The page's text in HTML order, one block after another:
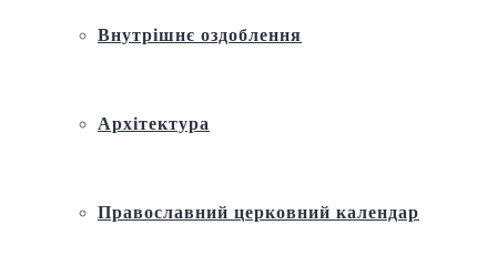
Внутрішнє оздоблення
Архітектура
Православний церковний календар